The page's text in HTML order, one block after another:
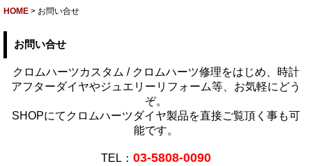
HOME > お問い合せ
お問い合せ
クロムハーツカスタム / クロムハーツ修理をはじめ、時計
アフターダイヤやジュエリーリフォーム等、お気軽にどう
ぞ。
SHOPにてクロムハーツダイヤ製品を直接ご覧頂く事も可
能です。
TEL： 03-5808-0090